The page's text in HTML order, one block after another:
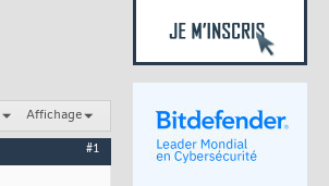
Affichage
#1